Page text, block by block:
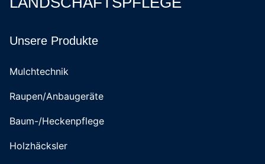
Unsere Produkte
Mulchtechnik
Raupen/Anbaugeräte
Baum-/Heckenpflege
Holzhäcksler